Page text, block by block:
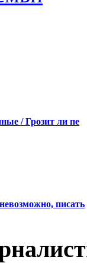
/ Грозит ли пе
писать